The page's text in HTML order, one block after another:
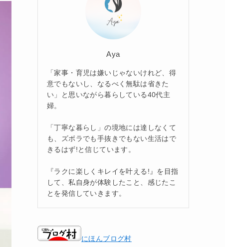
Aya
「家事・育児は嫌いじゃないけれど、得
意でもないし、なるべく無駄は省きた
い」と思いながら暮らしている40代主
婦。
「丁寧な暮らし」の境地には達しなくて
も、ズボラでも手抜きでもない生活はで
きるはず!と信じています。
『ラクに楽しくキレイを叶える!』を目指
して、私自身が体験したこと、感じたこ
とを発信していきます。
にほんブログ村